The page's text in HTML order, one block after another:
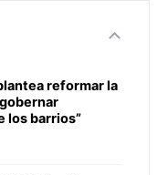
reformar la
los barrios”